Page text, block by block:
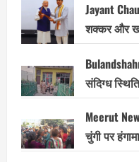
Jayant
शक्कर और
संदिग्ध
Meerut
चुंगी पर